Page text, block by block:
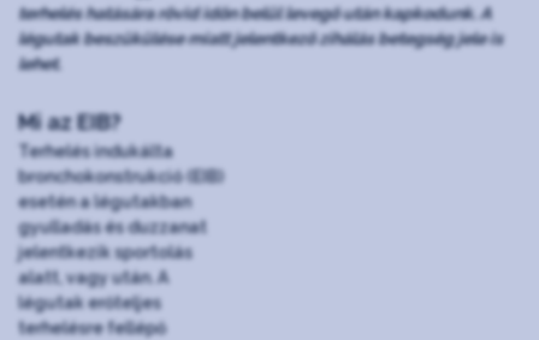
terhelés hatására rövid időn belül levegő után kapkodunk. A
légutak beszűkülése miatt jelentkező zihálás betegség jele is
lehet.
Mi az EIB?
Terhelés indukálta
bronchokonstrukció (EIB)
esetén a légutakban
gyulladás és duzzanat
jelentkezik sportolás
alatt, vagy után. A
légutak erőteljes
terhelésre fellépő